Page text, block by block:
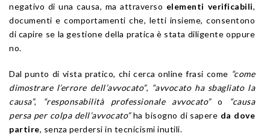
negativo di una causa, ma attraverso elementi verificabili,
documenti e comportamenti che, letti insieme, consentono
di capire se la gestione della pratica è stata diligente oppure
no.
Dal punto di vista pratico, chi cerca online frasi come “come
dimostrare l’errore dell’avvocato”, “avvocato ha sbagliato la
causa”, “responsabilità professionale avvocato”o
“causa
persa per colpa dell’avvocato”ha bisogno di sapere da dove
partire, senza perdersi in tecnicismi inutili.